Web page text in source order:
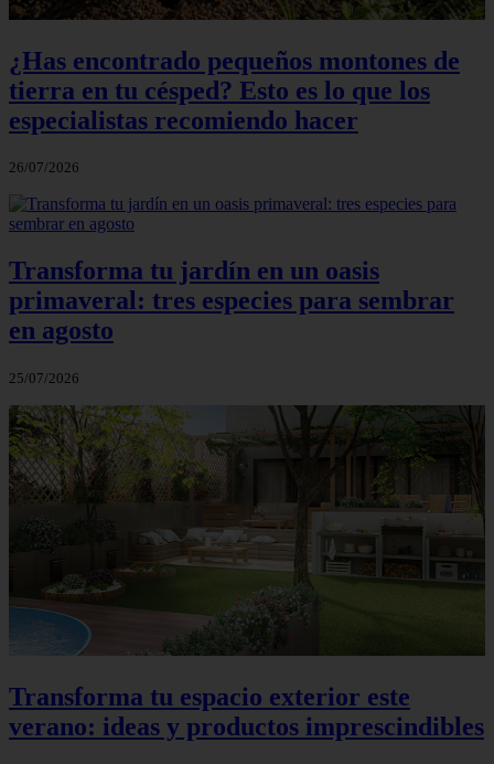
¿Has encontrado pequeños montones de
tierra en tu césped? Esto es lo que los
especialistas recomiendo hacer
26/07/2026
Transforma tu jardín en un oasis
primaveral: tres especies para sembrar
en agosto
25/07/2026
Transforma tu espacio exterior este
verano: ideas y productos imprescindibles